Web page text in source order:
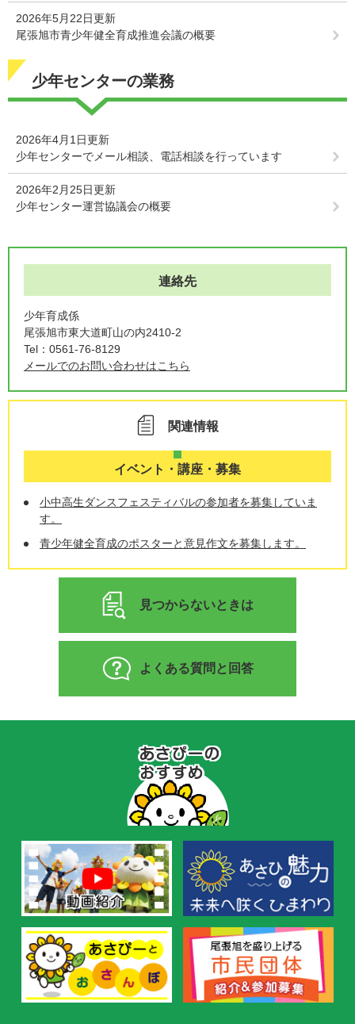
2026年5月22日更新
尾張旭市青少年健全育成推進会議の概要
少年センターの業務
2026年4月1日更新
少年センターでメール相談、電話相談を行っています
2026年2月25日更新
少年センター運営協議会の概要
連絡先
少年育成係
尾張旭市東大道町山の内2410-2
Tel：0561-76-8129
メールでのお問い合わせはこちら
関連情報
イベント・講座・募集
小中高生ダンスフェスティバルの参加者を募集していま
す。
青少年健全育成のポスターと意見作文を募集します。
見つからないときは
よくある質問と回答
の
お
す
め